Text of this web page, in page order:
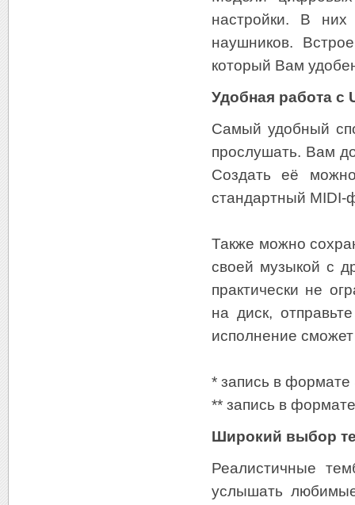
настройки. В них
наушников.
который Вам
Удобная работа с
Самый удобный
прослушать. Вам
Создать её
стандартный MIDI-
Также можно
своей музыкой с
практически не
на диск,
исполнение
* запись в
** запись в
Широкий выбор
Реалистичные
услышать